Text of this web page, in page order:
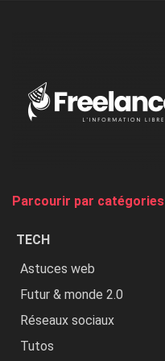
Parcourir par catégories
TECH
Astuces web
Futur & monde 2.0
Réseaux sociaux
Tutos